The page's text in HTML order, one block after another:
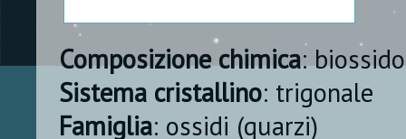
Composizione chimica:
Sistema cristallino: trigonale
Famiglia: ossidi (quarzi)